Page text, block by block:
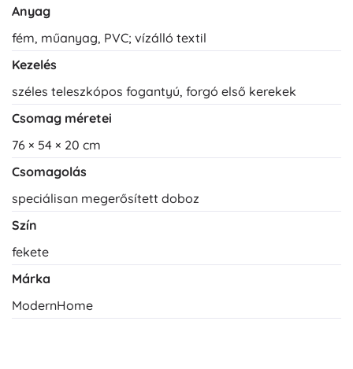
Anyag
fém, műanyag, PVC; vízálló textil
Kezelés
széles teleszkópos fogantyú, forgó első kerekek
Csomag méretei
76 × 54 × 20 cm
Csomagolás
speciálisan megerősített doboz
Szín
fekete
Márka
ModernHome